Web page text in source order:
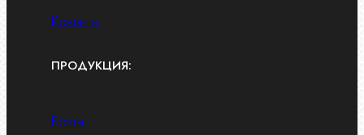
Контакты
ПРОДУКЦИЯ:
Болты